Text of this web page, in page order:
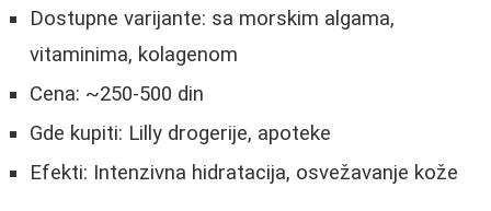
Dostupne varijante: sa morskim algama,
vitaminima, kolagenom
Cena: ~250-500 din
Gde kupiti: Lilly drogerije, apoteke
Efekti: Intenzivna hidratacija, osvežavanje kože